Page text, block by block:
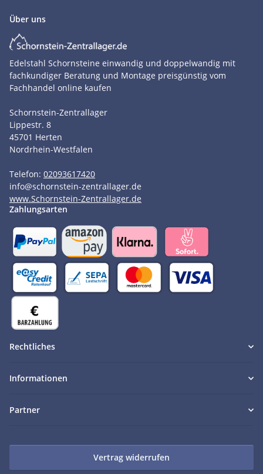
Über uns
Edelstahl Schornsteine einwandig und doppelwandig mit
fachkundiger Beratung und Montage preisgünstig vom
Fachhandel online kaufen
Schornstein-Zentrallager
Lippestr. 8
45701 Herten
Nordrhein-Westfalen
Telefon: 02093617420
info@schornstein-zentrallager.de
www.Schornstein-Zentrallager.de
Zahlungsarten
Rechtliches
Informationen
Partner
Vertrag widerrufen